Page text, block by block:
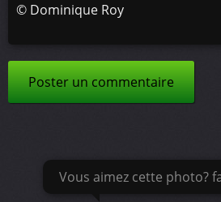
© Dominique Roy
Poster un commentaire
Vous aimez cette photo?